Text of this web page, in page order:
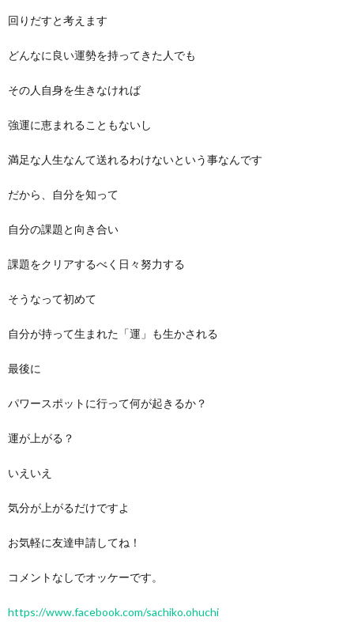
回りだすと考えます
どんなに良い運勢を持ってきた人でも
その人自身を生きなければ
強運に恵まれることもないし
満足な人生なんて送れるわけないという事なんです
だから、自分を知って
自分の課題と向き合い
課題をクリアするべく日々努力する
そうなって初めて
自分が持って生まれた「運」も生かされる
最後に
パワースポットに行って何が起きるか？
運が上がる？
いえいえ
気分が上がるだけですよ
お気軽に友達申請してね！
コメントなしでオッケーです。
https://www.facebook.com/sachiko.ohuchi